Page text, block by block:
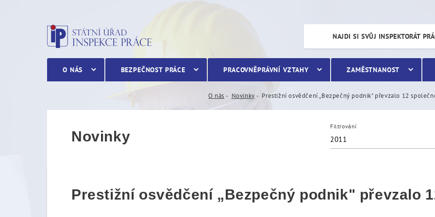
Prestižní osvědčení „Bezpečný podnik" převzalo
NAJDI SI SVŮJ INSPEKTORÁT
O NÁS BEZPEČNOST PRÁCE PRACOVNĚPRÁVNÍ VZTAHY ZAMĚSTNANOST
O nás Novinky Prestižní osvědčení „Bezpečný podnik" převzalo 12
Novinky
Filtrování
2011
Prestižní osvědčení „Bezpečný podnik" převzalo